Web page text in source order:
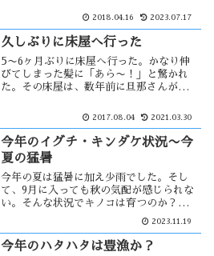
面白味に欠ける。市長選は現職が圧勝し4
面、衰退した状況を打破出来るか・・
2018.04.16 2023.07.17
久しぶりに床屋へ行った
5〜6ヶ月ぶりに床屋へ行った。かなり伸
びてしまった髪に「あら〜！」と驚かれ
た。その床屋は、数年前に旦那さんが亡
その後、その床屋がおばあさん達の社交
けるおばあさんがいたが・・
2017.08.04 2021.03.30
今年のイグチ・キンダケ状況〜今
夏の猛暑
今年の夏は猛暑に加え少雨でした。そし
て、9月に入っても秋の気配が感じられな
い。そんな状況でキノコは育つのか？期
待を持たず、イグチ・キンダケ採りに行
きました。結果は・・・ 猛暑とキノコ
生育の関係は？・・ 猛暑による農家へ
2023.11.19
今年のハタハタは豊漁か？